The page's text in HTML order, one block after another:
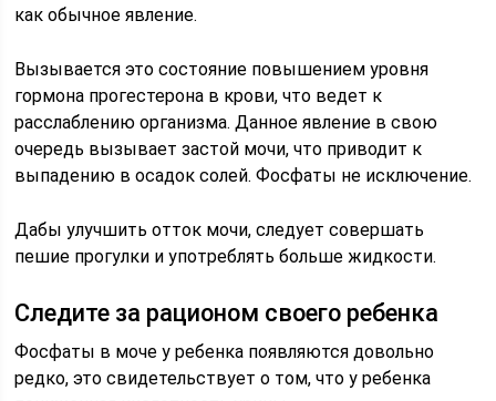
как обычное явление.
Вызывается это состояние повышением уровня
гормона прогестерона в крови, что ведет к
расслаблению организма. Данное явление в свою
очередь вызывает застой мочи, что приводит к
выпадению в осадок солей. Фосфаты не исключение.
Дабы улучшить отток мочи, следует совершать
пешие прогулки и употреблять больше жидкости.
Следите за рационом своего ребенка
Фосфаты в моче у ребенка появляются довольно
редко, это свидетельствует о том, что у ребенка